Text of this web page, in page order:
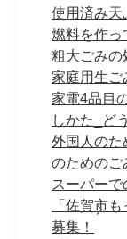
使用済み天
燃料を作っ
粗大ごみの
家庭用生ご
家電4品目
しかた_ど
外国人のた
のためのご
スーパーで
「佐賀市
募集！